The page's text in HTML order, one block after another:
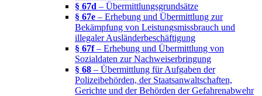
§ 67d – Übermittlungsgrundsätze
§ 67e – Erhebung und Übermittlung zur
Bekämpfung von Leistungsmissbrauch und
illegaler Ausländerbeschäftigung
§ 67f– Erhebung und Übermittlung von
Sozialdaten zur Nachweiserbringung
§ 68 – Übermittlung für Aufgaben der
Polizeibehörden, der Staatsanwaltschaften,
Gerichte und der Behörden der Gefahrenabwehr